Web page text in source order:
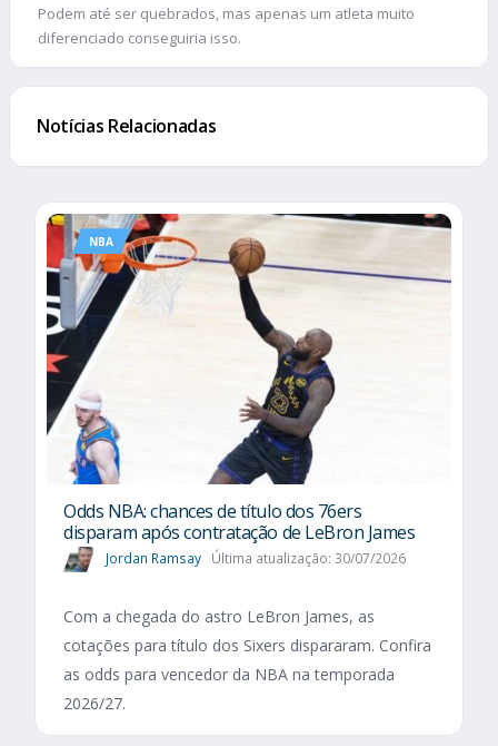
Podem até ser quebrados, mas apenas um atleta muito
diferenciado conseguiria isso.
Notícias Relacionadas
NBA
Odds NBA: chances de título dos 76ers
disparam após contratação de LeBron James
Jordan Ramsay Última atualização: 30/07/2026
Com a chegada do astro LeBron James, as
cotações para título dos Sixers dispararam. Confira
as odds para vencedor da NBA na temporada
2026/27.